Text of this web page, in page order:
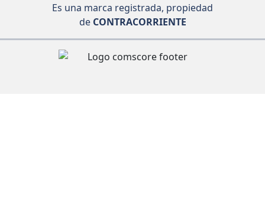
Es una marca registrada, propiedad
deCONTRACORRIENTE